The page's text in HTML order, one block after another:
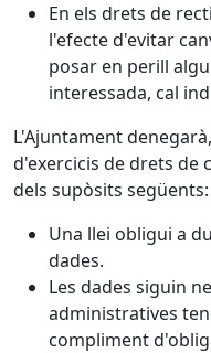
En els drets de
l'efecte d'evitar
posar en perill
interessada, cal
L'Ajuntament
d'exercicis de drets de
dels supòsits següents:
Una llei obligui a
dades.
Les dades siguin
administratives
compliment